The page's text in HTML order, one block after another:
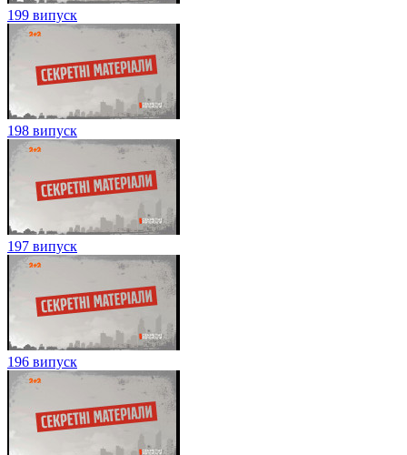
199 випуск
198 випуск
197 випуск
196 випуск